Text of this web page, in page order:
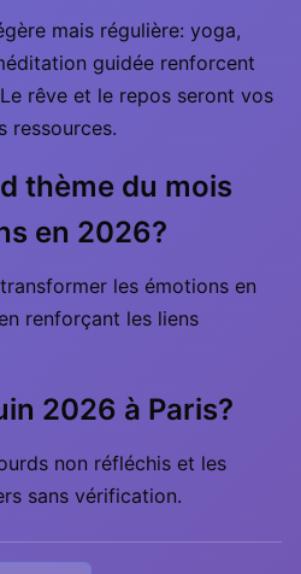
mais régulière: yoga,
guidée renforcent
rêve et le repos seront vos
ressources.
thème du mois
en 2026?
les émotions en
renforçant les liens
2026 à Paris?
non réfléchis et les
sans vérification.